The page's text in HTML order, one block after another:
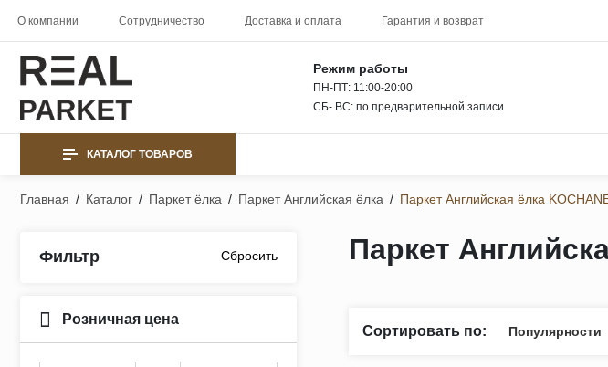
О компании Сотрудничество Доставка и оплата Гарантия и возврат
Режим работы
ПН-ПТ: 11:00-20:00
СБ- ВС: по предварительной записи
КАТАЛОГ ТОВАРОВ
Главная / Каталог / Паркет ёлка / Паркет Английская ёлка / Паркет Английская ёлка
Фильтр
Розничная цена
Паркет
Сортировать по: Популярности